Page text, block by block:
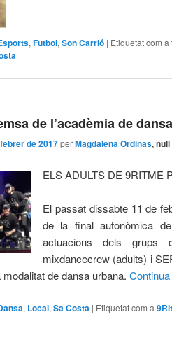
,Futbol,Son Carrió | Etiquetat com a
de l’acadèmia de
de 2017perMagdalena Ordinas, null
ELS ADULTS DE 9RITME
El passat dissabte 11 de
de la final autonòmica
actuacions dels grups
mixdancecrew (adults) i
modalitat de dansa urbana.Continua
, Local,Sa Costa | Etiquetat com a